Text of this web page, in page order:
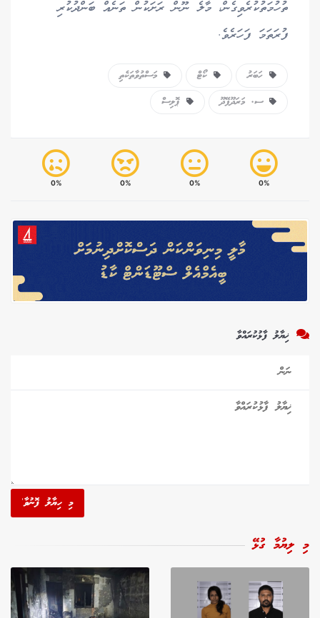
ތުހުމަތުކުރެވިގެން، މާލެ ނޫން ރަށަކުން ތަނެއް ބަންދުކުރި
ފުރަތަމަ ފަހަރެވެ.
ހަބަރު ކޯޓް
މަސްތުވާތަކެތި
ސ. މަރަދޫފޭދޫ
ޕޮލިސް
0%
0%
0%
0%
ޚިޔާލު ފާޅުކުރައްވާ
މި ހިޔާލު ފޮނުވާ'
މި ލިޔުމާ ގުޅޭ